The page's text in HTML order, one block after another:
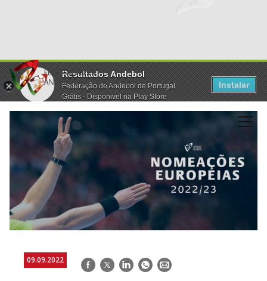
Resultados Andebol
Federação de Andebol de Portugal
Grátis - Disponivel na Play Store
Instalar
09.09.2022 Facebook
TwitterLinkedInWhatsApp
E-